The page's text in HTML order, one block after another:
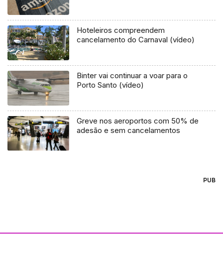
Hoteleiros compreendem
cancelamento do Carnaval (vídeo)
Binter vai continuar a voar para o
Porto Santo (vídeo)
Greve nos aeroportos com 50% de
adesão e sem cancelamentos
PUB